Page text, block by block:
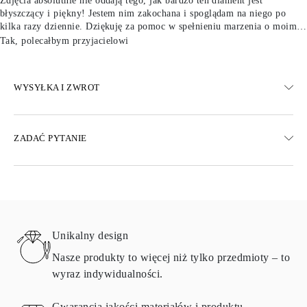
błyszczący i piękny! Jestem nim zakochana i spoglądam na niego po
kilka razy dziennie. Dziękuję za pomoc w spełnieniu marzenia o moim
wymarzonym pierścionku!
Tak, polecałbym przyjacielowi
WYSYŁKA I ZWROT
Dostępne są również opcje dostawy ekspresowej
Aby uzyskać szczegółowe informacje na temat metod wysyłki,
kosztów i czasu dostawy, zapoznaj się z często zadawanymi
pytaniamidotyczącymi dostawy
ZADAĆ PYTANIE
Unikalny design
Nasze produkty to więcej niż tylko przedmioty – to
wyraz indywidualności.